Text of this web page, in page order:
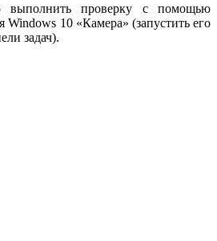
выполнить проверку с помощью
Windows 10 «Камера» (запустить его
задач).